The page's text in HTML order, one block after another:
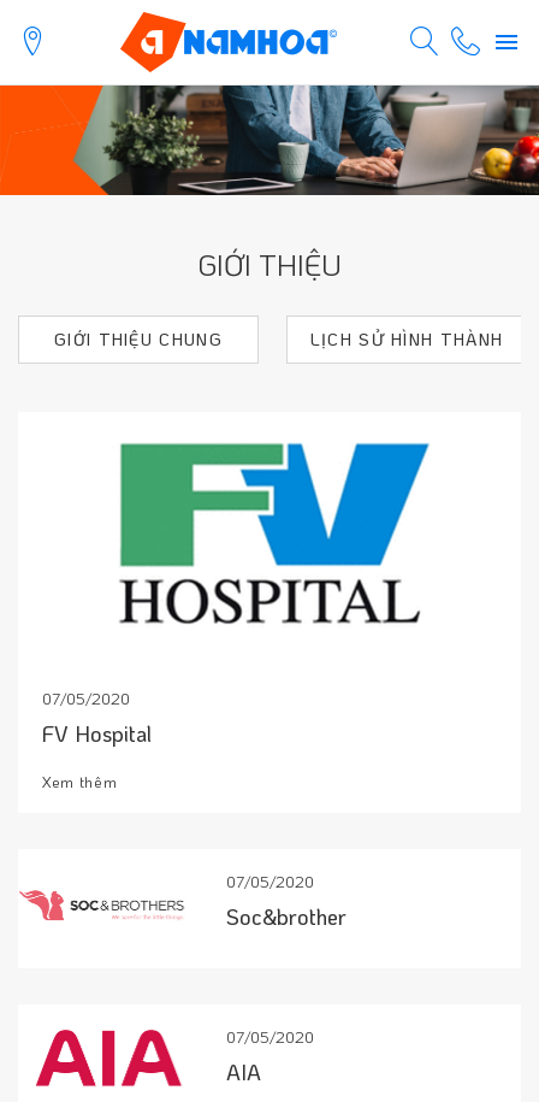
GIỚI THIỆU
GIỚI THIỆU CHUNG LỊCH SỬ HÌNH THÀNH
07/05/2020
FV Hospital
Xem thêm
07/05/2020
Soc&brother
07/05/2020
AIA